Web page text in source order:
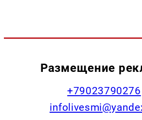
Размещение
+79023790276